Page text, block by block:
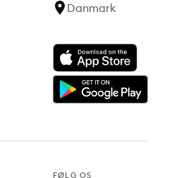
Danmark
FØLG OS